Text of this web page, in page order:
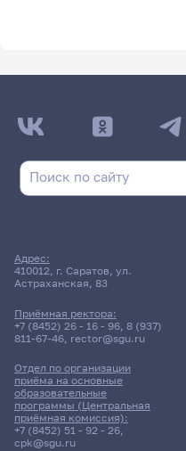
Адрес:
410012, г. Саратов, ул.
Астраханская, 83
Приёмная ректора:
+7 (8452) 26 - 16 - 96, 8 (937)
811-67-46, rector@sgu.ru
Отдел по организации
приёма на основные
образовательные
программы (Центральная
приёмная комиссия):
+7 (8452) 51 - 92 - 26,
cpk@sgu.ru